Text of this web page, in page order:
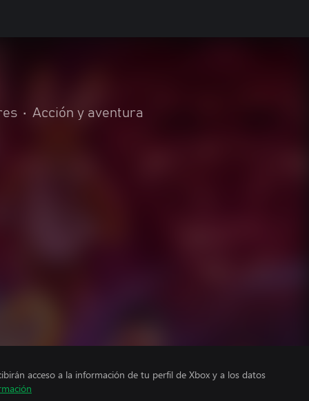
• Acción y aventura
acceso a la información de tu perfil de Xbox y a los datos